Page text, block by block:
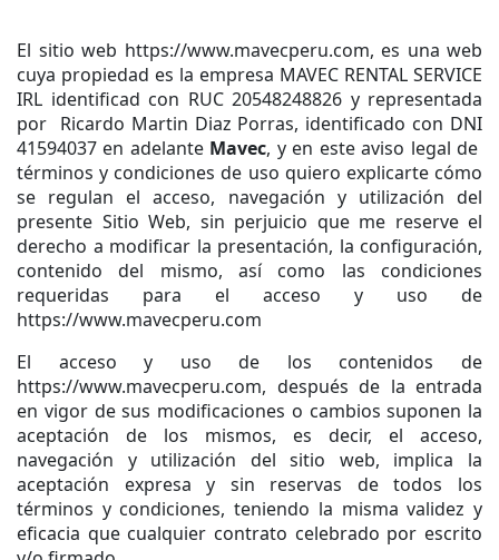
El sitio web https://www.mavecperu.com, es una web
cuya propiedad es la empresa MAVEC RENTAL SERVICE
IRL identificad con RUC 20548248826 y representada
por Ricardo Martin Diaz Porras, identificado con DNI
41594037 en adelante Mavec, y en este aviso legal de
términos y condiciones de uso quiero explicarte cómo
se regulan el acceso, navegación y utilización del
presente Sitio Web, sin perjuicio que me reserve el
derecho a modificar la presentación, la configuración,
contenido del mismo, así como las condiciones
requeridas para el acceso y uso de
https://www.mavecperu.com
El acceso y uso de los contenidos de
https://www.mavecperu.com, después de la entrada
en vigor de sus modificaciones o cambios suponen la
aceptación de los mismos, es decir, el acceso,
navegación y utilización del sitio web, implica la
aceptación expresa y sin reservas de todos los
términos y condiciones, teniendo la misma validez y
eficacia que cualquier contrato celebrado por escrito